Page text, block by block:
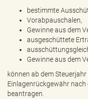
bestimmte
Vorabpauschalen,
Gewinne aus dem
ausgeschüttete
Gewinne aus dem
können ab dem
Einlagenrückgewähr
beantragen.